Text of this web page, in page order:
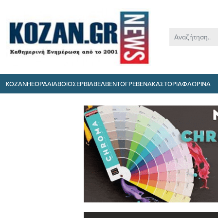
ΚΟΖΑΝΗΕΟΡΔΑΙΑΒΟΙΟΣΕΡΒΙΑΒΕΛΒΕΝΤΟΓΡΕΒΕΝΑΚΑΣΤΟΡΙΑΦΛΩΡΙΝΑ